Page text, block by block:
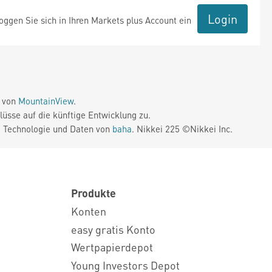
Sie sich in Ihren Markets plus Account ein Login
MountainView.
auf die künftige Entwicklung zu.
und Daten von baha. Nikkei 225 ©Nikkei Inc.
Produkte
Konten
easy gratis Konto
Wertpapierdepot
Young Investors Depot